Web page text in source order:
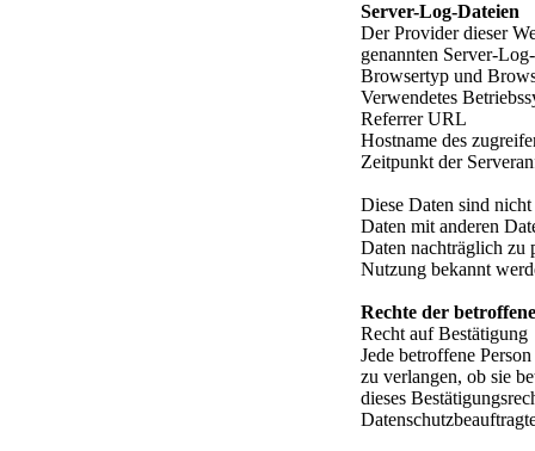
Server-Log-Dateien
Der Provider dieser
genannten Server-
Browsertyp und
Verwendetes
Referrer URL
Hostname des
Zeitpunkt der
Diese Daten sind
Daten mit anderen
Daten nachträglich zu
Nutzung bekannt
Rechte der
Recht auf Bestätigung
Jede betroffene
zu verlangen, ob sie
dieses